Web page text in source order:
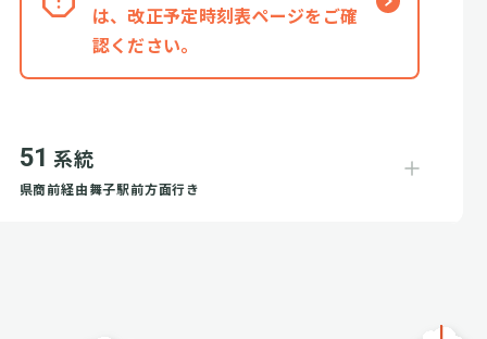
は、改正予定時刻表ページをご確
認ください。
51 系統
県商前経由舞子駅前方面行き